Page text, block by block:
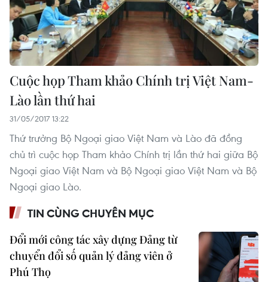
Cuộc họp Tham khảo Chính trị Việt Nam-
Lào lần thứ hai
31/05/2017 13:22
Thứ trưởng Bộ Ngoại giao Việt Nam và Lào đã đồng
chủ trì cuộc họp Tham khảo Chính trị lần thứ hai giữa Bộ
Ngoại giao Việt Nam và Bộ Ngoại giao Việt Nam và Bộ
Ngoại giao Lào.
TIN CÙNG CHUYÊN MỤC
Đổi mới công tác xây dựng Đảng từ
chuyển đổi số quản lý đảng viên ở
Phú Thọ